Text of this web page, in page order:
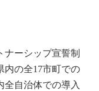
ーシップ宣誓制
内の全17市町での
全自治体での導入